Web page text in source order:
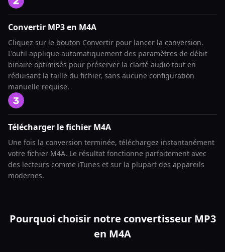
Convertir MP3 en M4A
Cliquez sur le bouton Convertir pour lancer la conversion.
L'outil applique automatiquement des paramètres de débit
binaire optimisés pour préserver la clarté audio tout en
réduisant la taille du fichier, sans aucune configuration
manuelle requise.
Télécharger le fichier M4A
Une fois la conversion terminée, téléchargez instantanément
votre fichier M4A. Le résultat fonctionne parfaitement avec
des lecteurs comme iTunes et sur la plupart des appareils
modernes.
Pourquoi choisir notre convertisseur MP3
en M4A